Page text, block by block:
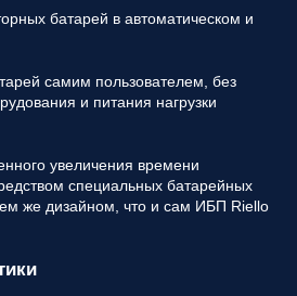
батарей в автоматическом и
самим пользователем, без
и питания нагрузки
увеличения времени
специальных батарейных
же дизайном, что и сам ИБП Riello